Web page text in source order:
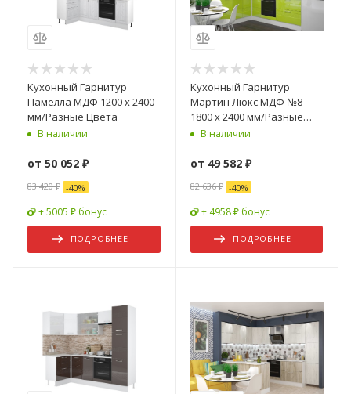
Кухонный Гарнитур
Памелла МДФ 1200 х 2400
мм/Разные Цвета
В наличии
от 50 052 ₽
83 420 ₽ -40%
+ 5005 ₽ бонус
ПОДРОБНЕЕ
Кухонный Гарнитур
Мартин Люкс МДФ №8
1800 х 2400 мм/Разные
Цвета
В наличии
от 49 582 ₽
82 636 ₽ -40%
+ 4958 ₽ бонус
ПОДРОБНЕЕ